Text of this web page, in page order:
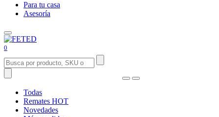
Para tu casa
Asesoría
0
Todas
Remates HOT
Novedades